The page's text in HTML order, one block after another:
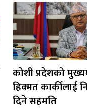
कोशी प्रदेशको
हिक्मत कार्कीलाई
दिने सहमति